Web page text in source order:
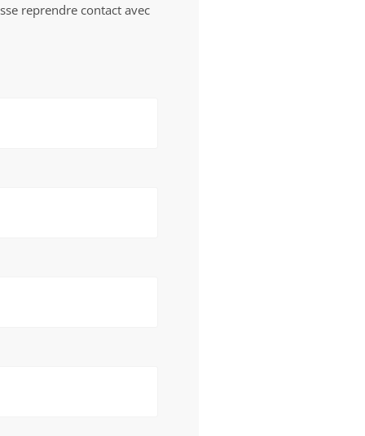
reprendre contact avec